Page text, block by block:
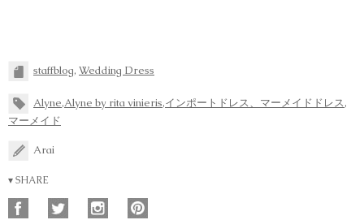
staffblog, Wedding Dress
Alyne,Alyne by rita vinieris,インポートドレス、マーメイドドレス,
マーメイド
Arai
▾ SHARE